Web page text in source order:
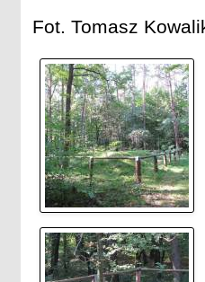
Fot. Tomasz